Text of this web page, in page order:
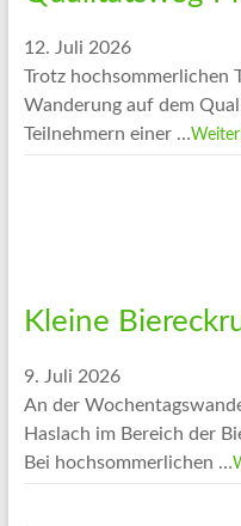
12. Juli 2026
Trotz hochsommerlichen
Wanderung auf dem
Teilnehmern einer …
Kleine
9. Juli 2026
An der
Haslach im Bereich der
Bei hochsommerlichen …